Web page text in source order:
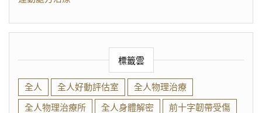
標籤雲
全人 全人好動評估室
全人物理治療
全人物理治療所
全人身體解密 前十字韌帶受傷